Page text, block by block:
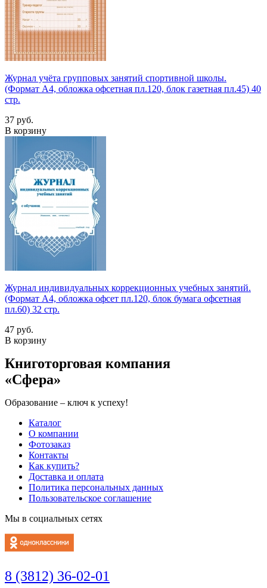
Журнал учёта групповых занятий спортивной школы.
(Формат А4, обложка офсетная пл.120, блок газетная пл.45) 40
стр.
37 руб.
В корзину
Журнал индивидуальных коррекционных учебных занятий.
(Формат А4, обложка офсет пл.120, блок бумага офсетная
пл.60) 32 стр.
47 руб.
В корзину
Книготорговая компания
«Сфера»
Образование – ключ к успеху!
Каталог
О компании
Фотозаказ
Контакты
Как купить?
Доставка и оплата
Политика персональных данных
Пользовательское соглашение
Мы в социальных сетях
8 (3812) 36-02-01